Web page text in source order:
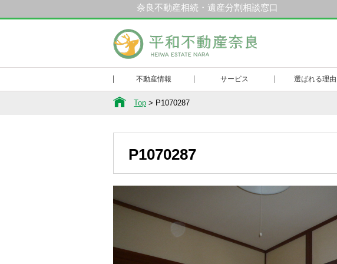
奈良不動産相続・遺産分割相談窓口
和不動産奈良
不動産情報 サービス 選ばれる理由
Top > P1070287
P1070287